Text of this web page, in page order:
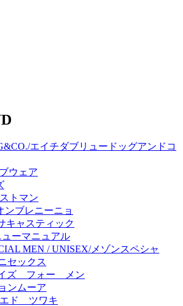
エイチダブリュードッグアンドコ
ウェア
トマン
ンブレニーニョ
キャスティック
ューマニュアル
MEN / UNISEX/メゾンスペシャ
セックス
イズ フォー メン
ンムーア
エド ツワキ